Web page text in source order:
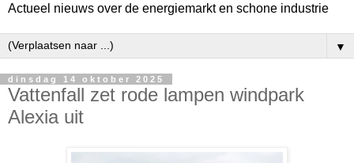
Actueel nieuws over de energiemarkt en schone industrie
▼
dinsdag 14 oktober 2025
Vattenfall zet rode lampen windpark
Alexia uit